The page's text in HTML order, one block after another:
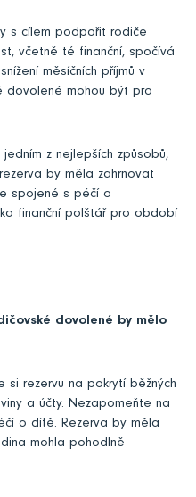
s cílem podpořit rodiče
včetně té finanční, spočívá
měsíčních příjmů v
dovolené mohou být pro
z nejlepších způsobů,
by měla zahrnovat
spojené s péčí o
finanční polštář pro období
dovolené by mělo
si rezervu na pokrytí běžných
a účty. Nezapomeňte na
o dítě. Rezerva by měla
mohla pohodlně